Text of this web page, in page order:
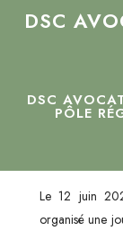
DSC
DSC
PÔLE
Le 12 juin
organisé une